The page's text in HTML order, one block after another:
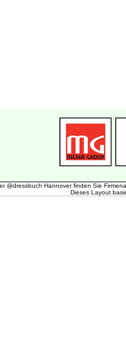
@dressbuch Hannover finden Sie
Dieses Layout